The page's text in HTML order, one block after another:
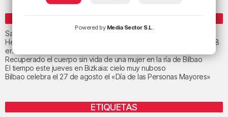
ENTRADAS RECIENTES
San Juan de Gaztelugatxe cerrará el día del eclipse
Heridas dos personas en un accidente entre tres vehículos en la A8
en Muskiz
Recuperado el cuerpo sin vida de una mujer en la ría de Bilbao
El tiempo este jueves en Bizkaia: cielo muy nuboso
Bilbao celebra el 27 de agosto el «Día de las Personas Mayores»
ETIQUETAS
Powered by Media Sector S.L.